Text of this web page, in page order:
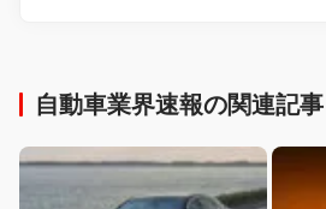
自動車業界速報の関連記事